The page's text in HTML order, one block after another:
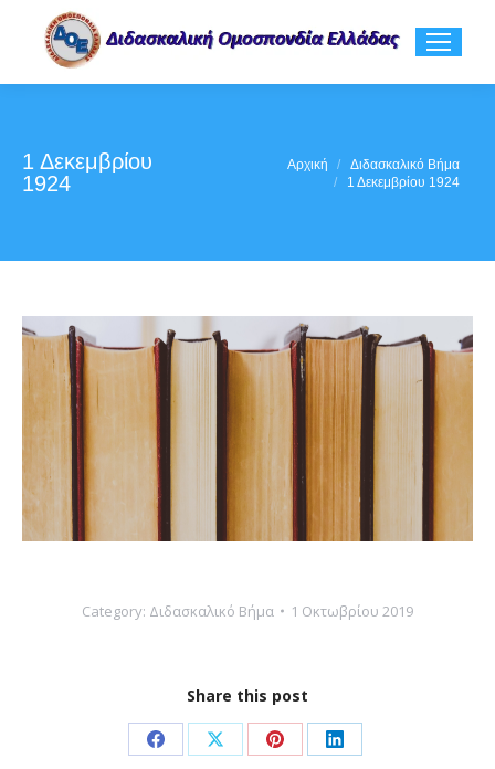
1 Δεκεμβρίου
1924
Αρχική
Διδασκαλικό Βήμα
1 Δεκεμβρίου 1924
Category: Διδασκαλικό Βήμα 1 Οκτωβρίου 2019
Share this post
Share Share Share Share